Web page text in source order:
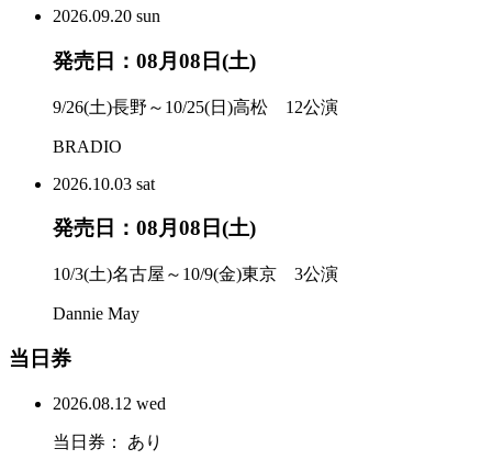
2026.09.20 sun
発売日：08月08日(土)
9/26(土)長野～10/25(日)高松 12公演
BRADIO
2026.10.03 sat
発売日：08月08日(土)
10/3(土)名古屋～10/9(金)東京 3公演
Dannie May
当日券
2026.08.12 wed
当日券： あり